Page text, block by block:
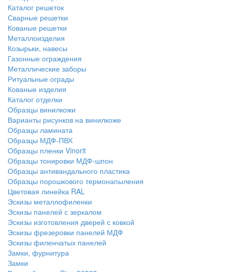
Каталог решеток
Сварные решетки
Кованые решетки
Металлоизделия
Козырьки, навесы
Газонные ограждения
Металлические заборы
Ритуальные ограды
Кованые изделия
Каталог отделки
Образцы винилкожи
Варианты рисунков на винилкоже
Образцы ламината
Образцы МДФ-ПВХ
Образцы пленки Vinorit
Образцы тонировки МДФ-шпон
Образцы антивандального пластика
Образцы порошкового термонапыления
Цветовая линейка RAL
Эскизы металлофиленки
Эскизы панелей с зеркалом
Эскизы изготовления дверей с ковкой
Эскизы фрезеровки панелей МДФ
Эскизы филенчатых панелей
Замки, фурнитура
Замки